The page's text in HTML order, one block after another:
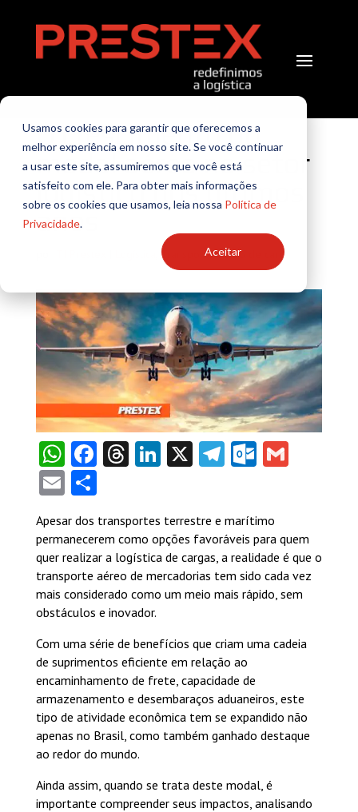
Usamos cookies para garantir que oferecemos a
melhor experiência em nosso site. Se você continuar
a usar este site, assumiremos que você está
satisfeito com ele. Para obter mais informações
sobre os cookies que usamos, leia nossa Política de
Privacidade.
Aceitar
O crescimento do
modal aéreo no setor
logístico nos últimos
anos
Transporte aéreo de carga
WhatsApp
Facebook
Threads
LinkedIn
X TelegramGmail
EmailShare
Apesar dos transportes terrestre e marítimo
permanecerem como opções favoráveis para quem
quer realizar a logística de cargas, a realidade é que o
transporte aéreo de mercadorias tem sido cada vez
mais considerado como um meio mais rápido, sem
obstáculos e inovador.
Com uma série de benefícios que criam uma cadeia
de suprimentos eficiente em relação ao
encaminhamento de frete, capacidade de
armazenamento e desembaraços aduaneiros, este
tipo de atividade econômica tem se expandido não
apenas no Brasil, como também ganhado destaque
ao redor do mundo.
Ainda assim, quando se trata deste modal, é
importante compreender seus impactos, analisando